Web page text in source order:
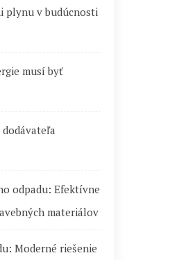
plynu v budúcnosti
musí byť
odpadu: Efektívne
materiálov
Moderné riešenie